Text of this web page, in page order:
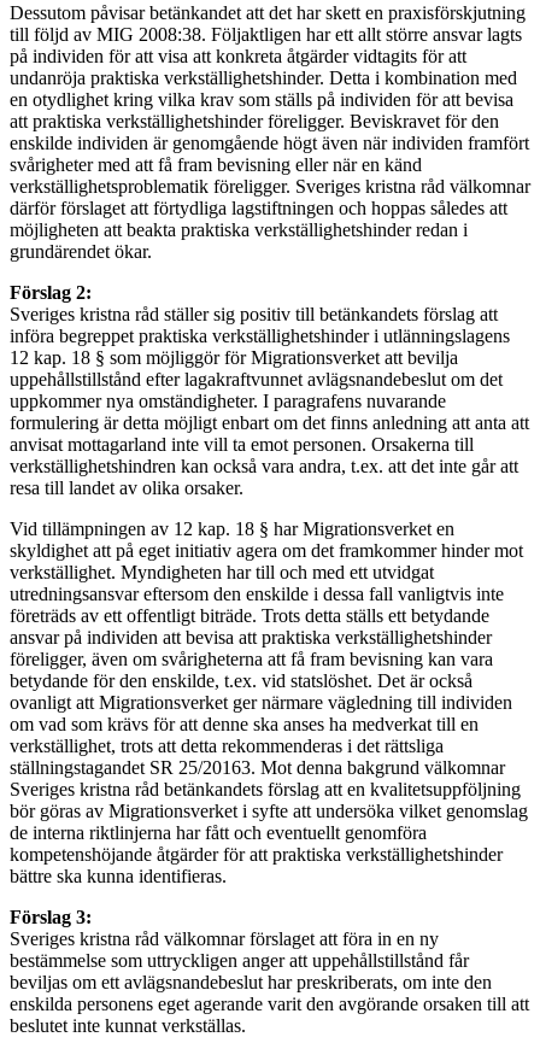
Dessutom påvisar betänkandet att det har skett en praxisförskjutning
till följd av MIG 2008:38. Följaktligen har ett allt större ansvar lagts
på individen för att visa att konkreta åtgärder vidtagits för att
undanröja praktiska verkställighetshinder. Detta i kombination med
en otydlighet kring vilka krav som ställs på individen för att bevisa
att praktiska verkställighetshinder föreligger. Beviskravet för den
enskilde individen är genomgående högt även när individen framfört
svårigheter med att få fram bevisning eller när en känd
verkställighetsproblematik föreligger. Sveriges kristna råd välkomnar
därför förslaget att förtydliga lagstiftningen och hoppas således att
möjligheten att beakta praktiska verkställighetshinder redan i
grundärendet ökar.
Förslag 2:
Sveriges kristna råd ställer sig positiv till betänkandets förslag att
införa begreppet praktiska verkställighetshinder i utlänningslagens
12 kap. 18 § som möjliggör för Migrationsverket att bevilja
uppehållstillstånd efter lagakraftvunnet avlägsnandebeslut om det
uppkommer nya omständigheter. I paragrafens nuvarande
formulering är detta möjligt enbart om det finns anledning att anta att
anvisat mottagarland inte vill ta emot personen. Orsakerna till
verkställighetshindren kan också vara andra, t.ex. att det inte går att
resa till landet av olika orsaker.
Vid tillämpningen av 12 kap. 18 § har Migrationsverket en
skyldighet att på eget initiativ agera om det framkommer hinder mot
verkställighet. Myndigheten har till och med ett utvidgat
utredningsansvar eftersom den enskilde i dessa fall vanligtvis inte
företräds av ett offentligt biträde. Trots detta ställs ett betydande
ansvar på individen att bevisa att praktiska verkställighetshinder
föreligger, även om svårigheterna att få fram bevisning kan vara
betydande för den enskilde, t.ex. vid statslöshet. Det är också
ovanligt att Migrationsverket ger närmare vägledning till individen
om vad som krävs för att denne ska anses ha medverkat till en
verkställighet, trots att detta rekommenderas i det rättsliga
ställningstagandet SR 25/20163. Mot denna bakgrund välkomnar
Sveriges kristna råd betänkandets förslag att en kvalitetsuppföljning
bör göras av Migrationsverket i syfte att undersöka vilket genomslag
de interna riktlinjerna har fått och eventuellt genomföra
kompetenshöjande åtgärder för att praktiska verkställighetshinder
bättre ska kunna identifieras.
Förslag 3:
Sveriges kristna råd välkomnar förslaget att föra in en ny
bestämmelse som uttryckligen anger att uppehållstillstånd får
beviljas om ett avlägsnandebeslut har preskriberats, om inte den
enskilda personens eget agerande varit den avgörande orsaken till att
beslutet inte kunnat verkställas.